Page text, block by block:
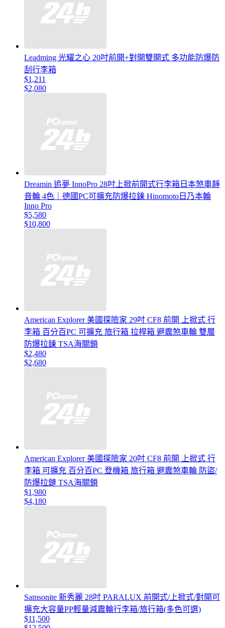
Leadming 光耀之心 20吋前開+對開雙開式 多功能防爆防
刮行李箱
$1,211
$2,080
Dreamin 追夢 InnoPro 28吋上掀前開式行李箱日本煞車靜
音輪 4色｜德國PC可擴充防爆拉鍊 Hinomoto日乃本輪
Inno Pro
$5,580
$10,800
American Explorer 美國探險家 29吋 CF8 前開 上掀式 行
李箱 百分百PC 可擴充 旅行箱 拉桿箱 避震煞車輪 雙層
防爆拉鍊 TSA海關鎖
$2,480
$2,680
American Explorer 美國探險家 20吋 CF8 前開 上掀式 行
李箱 可擴充 百分百PC 登機箱 旅行箱 避震煞車輪 防盜/
防爆拉鏈 TSA海關鎖
$1,980
$4,180
Samsonite 新秀麗 28吋 PARALUX 前開式/上掀式/對開可
擴充大容量PP輕量減震輪行李箱/旅行箱(多色可選)
$11,500